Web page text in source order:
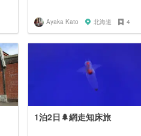
Ayaka Kato 北海道 4
1泊2日🌲網走知床旅